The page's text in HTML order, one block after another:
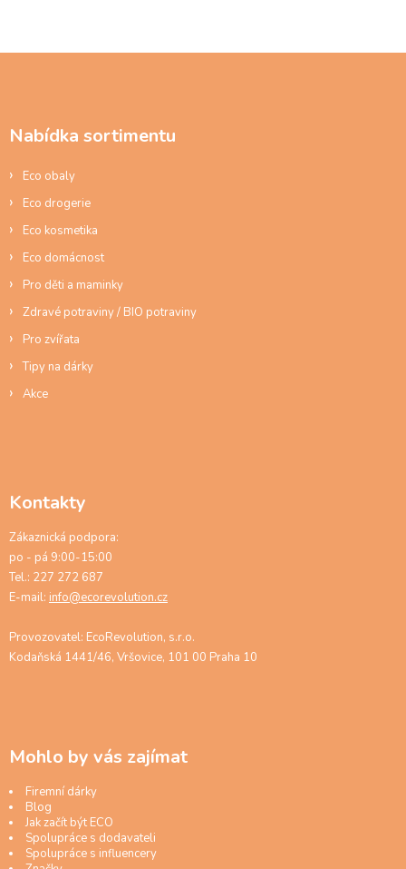
Nabídka sortimentu
Eco obaly
Eco drogerie
Eco kosmetika
Eco domácnost
Pro děti a maminky
Zdravé potraviny / BIO potraviny
Pro zvířata
Tipy na dárky
Akce
Kontakty
Zákaznická podpora:
po - pá 9:00-15:00
Tel.: 227 272 687
E-mail: info@ecorevolution.cz
Provozovatel: EcoRevolution, s.r.o.
Kodaňská 1441/46, Vršovice, 101 00 Praha 10
Mohlo by vás zajímat
Firemní dárky
Blog
Jak začít být ECO
Spolupráce s dodavateli
Spolupráce s influencery